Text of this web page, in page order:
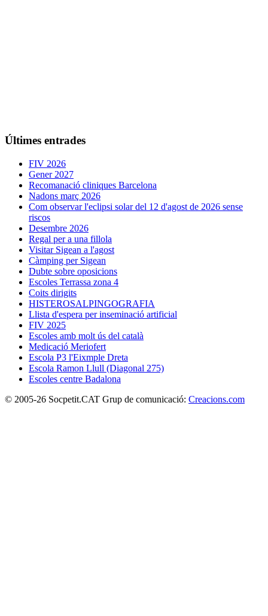
Últimes entrades
FIV 2026
Gener 2027
Recomanació cliniques Barcelona
Nadons març 2026
Com observar l'eclipsi solar del 12 d'agost de 2026 sense
riscos
Desembre 2026
Regal per a una fillola
Visitar Sigean a l'agost
Càmping per Sigean
Dubte sobre oposicions
Escoles Terrassa zona 4
Coits dirigits
HISTEROSALPINGOGRAFIA
Llista d'espera per inseminació artificial
FIV 2025
Escoles amb molt ús del català
Medicació Meriofert
Escola P3 l'Eixmple Dreta
Escola Ramon Llull (Diagonal 275)
Escoles centre Badalona
© 2005-26 Socpetit.CAT Grup de comunicació: Creacions.com